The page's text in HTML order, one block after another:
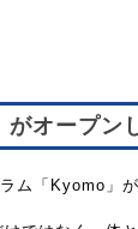
オープン
ム「Kyomo」